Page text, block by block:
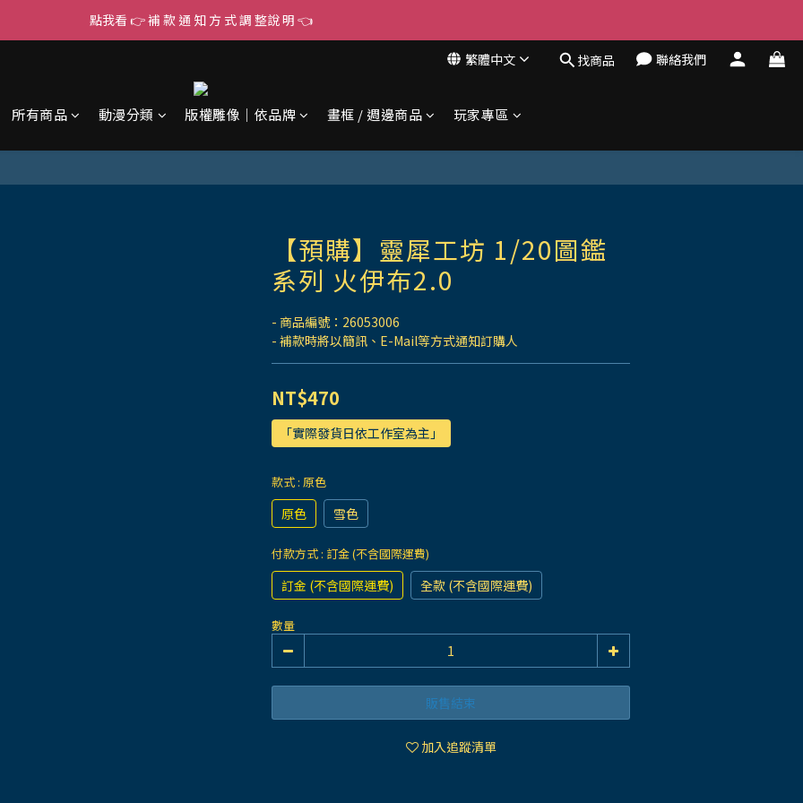
點我看 👉 補 款 通 知 方 式 調 整說 明 👈
繁體中文 找商品 聯絡我們
所有商品 動漫分類 版權雕像｜依品牌 畫框 / 週邊商品 玩家專區
【預購】靈犀工坊 1/20圖鑑
系列 火伊布2.0
- 商品編號：26053006
- 補款時將以簡訊、E-Mail等方式通知訂購人
NT$470
「實際發貨日依工作室為主」
款式 : 原色
原色 雪色
付款方式 : 訂金 (不含國際運費)
訂金 (不含國際運費) 全款 (不含國際運費)
數量
販售結束
加入追蹤清單